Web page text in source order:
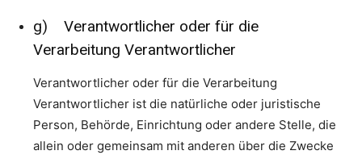
g) Verantwortlicher oder für die
Verarbeitung Verantwortlicher
Verantwortlicher oder für die Verarbeitung
Verantwortlicher ist die natürliche oder juristische
Person, Behörde, Einrichtung oder andere Stelle, die
allein oder gemeinsam mit anderen über die Zwecke